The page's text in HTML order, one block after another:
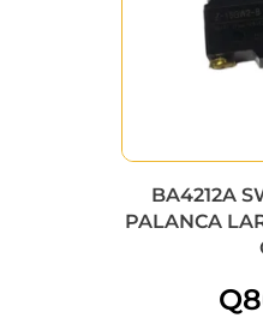
BA4212A
PALANCA
Q